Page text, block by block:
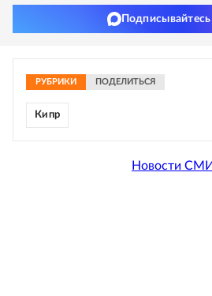
Подписывайтесь
РУБРИКИ ПОДЕЛИТЬСЯ
Кипр
Новости